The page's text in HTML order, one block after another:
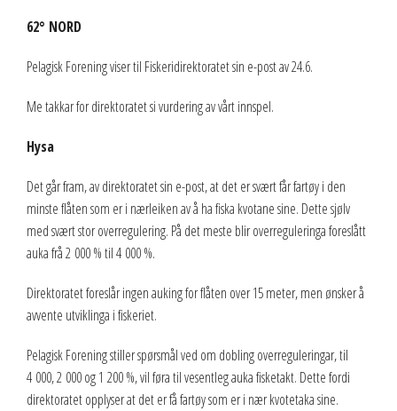
62° NORD
Pelagisk Forening viser til Fiskeridirektoratet sin e-post av 24.6.
Me takkar for direktoratet si vurdering av vårt innspel.
Hysa
Det går fram, av direktoratet sin e-post, at det er svært får fartøy i den
minste flåten som er i nærleiken av å ha fiska kvotane sine. Dette sjølv
med svært stor overregulering. På det meste blir overreguleringa foreslått
auka frå 2 000 % til 4 000 %.
Direktoratet foreslår ingen auking for flåten over 15 meter, men ønsker å
avvente utviklinga i fiskeriet.
Pelagisk Forening stiller spørsmål ved om dobling overreguleringar, til
4 000, 2 000 og 1 200 %, vil føra til vesentleg auka fisketakt. Dette fordi
direktoratet opplyser at det er få fartøy som er i nær kvotetaka sine.